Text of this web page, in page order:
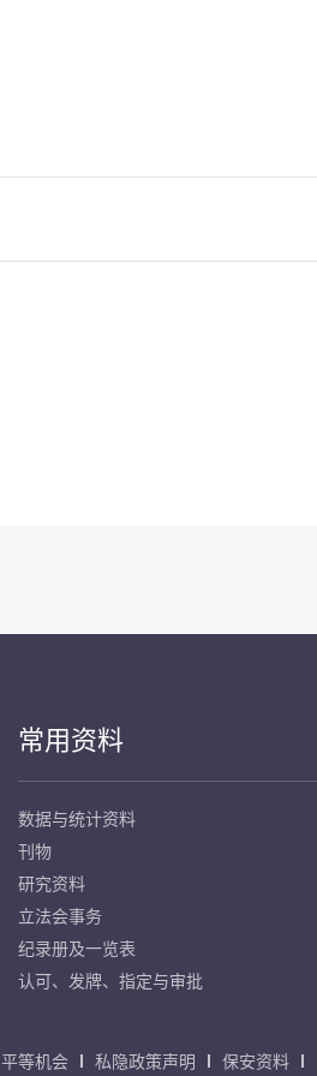
常用资料
数据与统计资料
刊物
研究资料
立法会事务
纪录册及一览表
认可、发牌、指定与审批
平等机会 私隐政策声明 保安资料